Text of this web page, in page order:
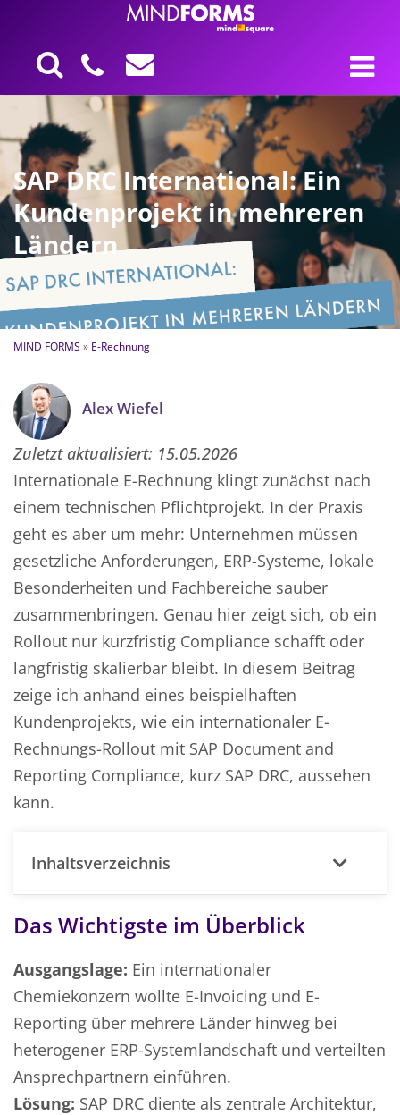
SAP DRC International: Ein
Kundenprojekt in mehreren
Ländern
MIND FORMS » E-Rechnung
Alex Wiefel
Zuletzt aktualisiert: 15.05.2026
Internationale E-Rechnung klingt zunächst nach
einem technischen Pflichtprojekt. In der Praxis
geht es aber um mehr: Unternehmen müssen
gesetzliche Anforderungen, ERP-Systeme, lokale
Besonderheiten und Fachbereiche sauber
zusammenbringen. Genau hier zeigt sich, ob ein
Rollout nur kurzfristig Compliance schafft oder
langfristig skalierbar bleibt. In diesem Beitrag
zeige ich anhand eines beispielhaften
Kundenprojekts, wie ein internationaler E-
Rechnungs-Rollout mit SAP Document and
Reporting Compliance, kurz SAP DRC, aussehen
kann.
Inhaltsverzeichnis
Das Wichtigste im Überblick
Ausgangslage: Ein internationaler
Chemiekonzern wollte E-Invoicing und E-
Reporting über mehrere Länder hinweg bei
heterogener ERP-Systemlandschaft und verteilten
Ansprechpartnern einführen.
Lösung: SAP DRC diente als zentrale Architektur,